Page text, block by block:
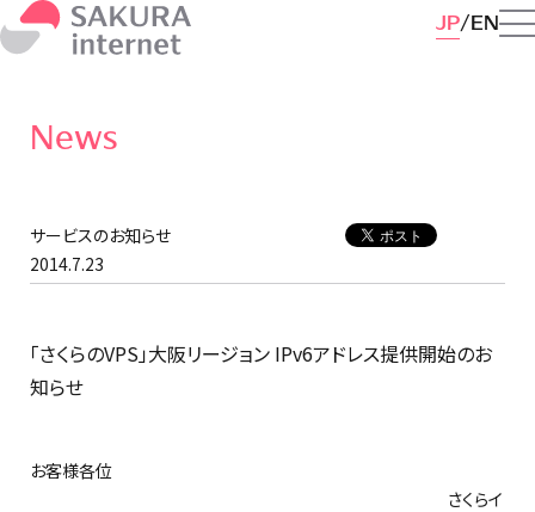
JP EN
News
サービスのお知らせ
2014.7.23
「さくらのVPS」大阪リージョン IPv6アドレス提供開始のお
知らせ
お客様各位
さくらイ